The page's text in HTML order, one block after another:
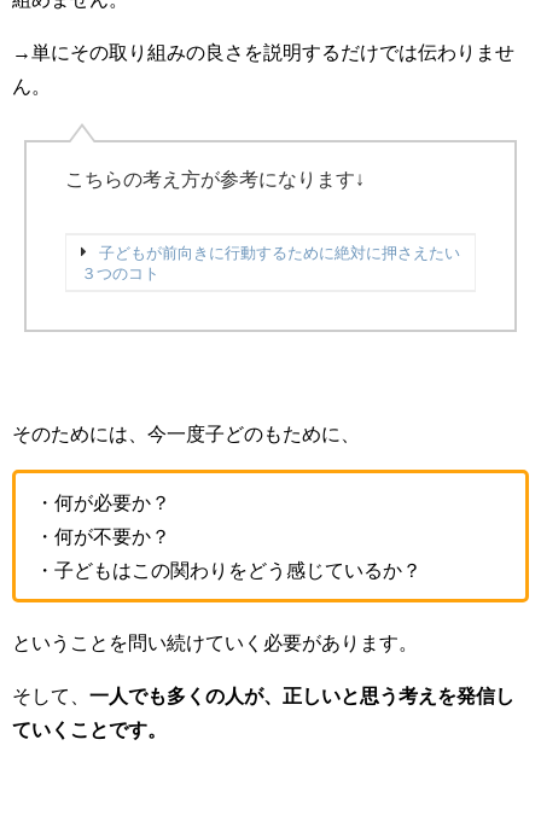
→単にその取り組みの良さを説明するだけでは伝わりませ
ん。
こちらの考え方が参考になります↓
子どもが前向きに行動するために絶対に押さえたい
３つのコト
そのためには、今一度子どのもために、
・何が必要か？
・何が不要か？
・子どもはこの関わりをどう感じているか？
ということを問い続けていく必要があります。
そして、 一人でも多くの人が、正しいと思う考えを発信し
ていくことです。